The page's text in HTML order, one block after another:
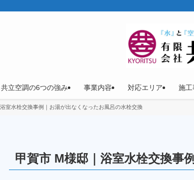
共立空調の6つの強み 事業内容 対応エリア 施工
室水栓交換事例｜お湯が出なくなったお風呂の水栓交換
甲賀市 M様邸｜浴室水栓交換事